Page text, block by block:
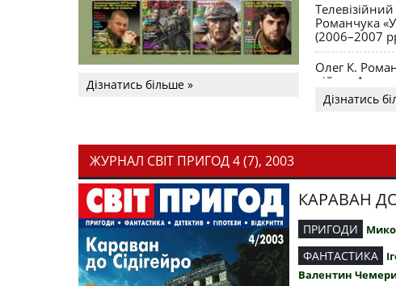
Дізнатись більше »
Романчука
(2006–2007
Олег К.
війни.
Дізнатись
ЖУРНАЛ СВІТ ПРИГОД 4 (7), 2003
КАРАВАН
ПРИГОДИ
ФАНТАСТИКА
Валентин